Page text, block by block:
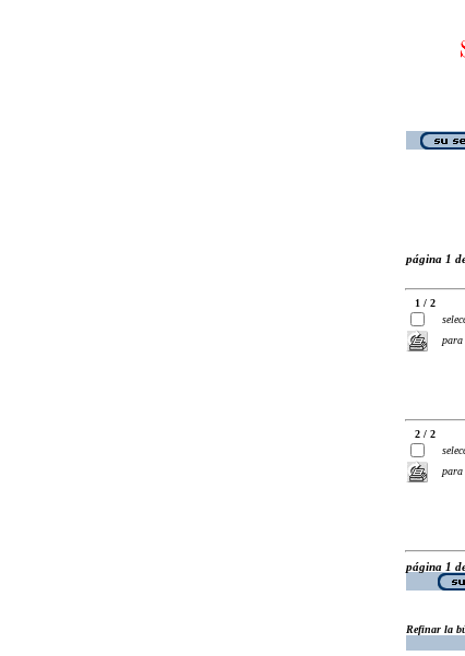
página 1
1 / 2
2 / 2
página 1
Refinar la